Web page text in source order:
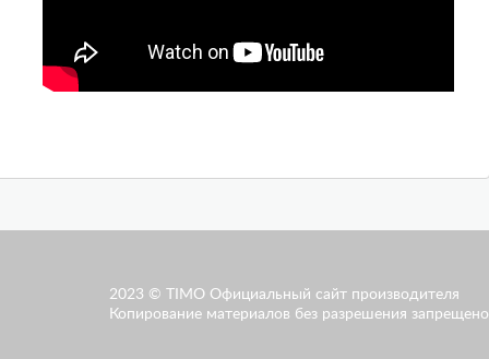
2023 © TIMO Официальный сайт производителя
Копирование материалов без разрешения запрещено